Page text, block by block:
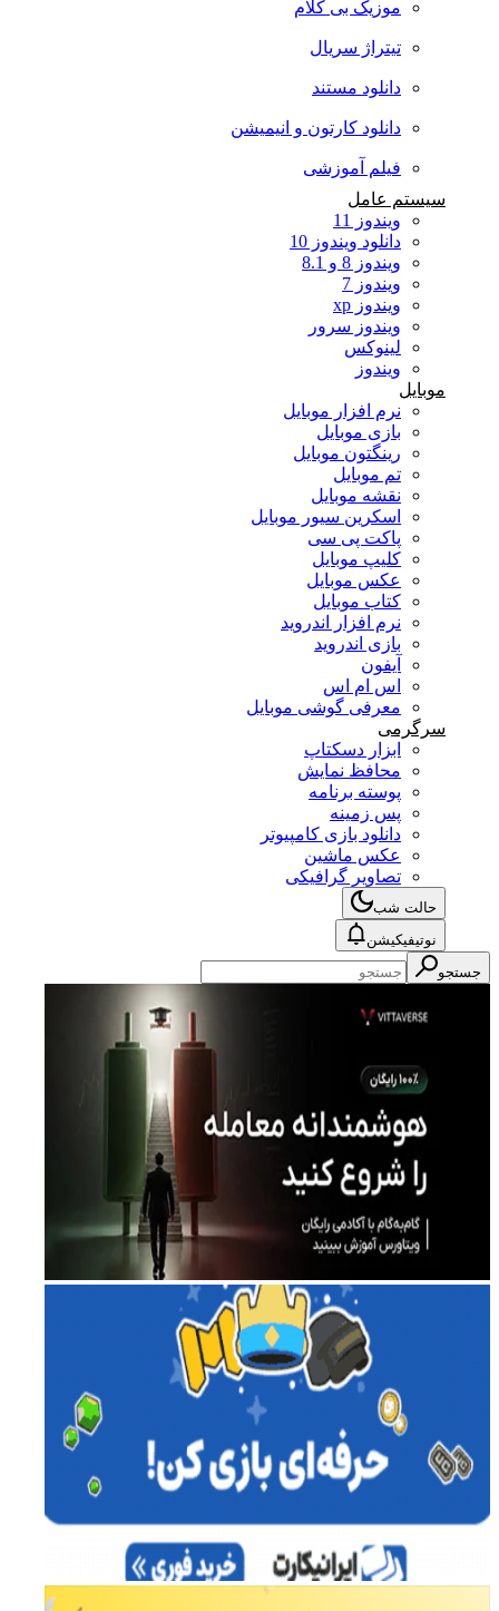
موزیک بی کلام
تیتراژ سریال
دانلود مستند
دانلود کارتون و انیمیشن
فیلم آموزشی
سیستم عامل
ویندوز 11
دانلود ویندوز 10
ویندوز 8 و 8.1
ویندوز 7
ویندوز xp
ویندوز سرور
لینوکس
ویندوز
موبایل
نرم افزار موبایل
بازی موبایل
رینگتون موبایل
تم موبایل
نقشه موبایل
اسکرین سیور موبایل
پاکت پی سی
کلیپ موبایل
عکس موبایل
کتاب موبایل
نرم افزار اندروید
بازی اندروید
آیفون
اس ام اس
معرفی گوشی موبایل
سرگرمی
ابزار دسکتاپ
محافظ نمایش
پوسته برنامه
پس زمینه
دانلود بازی کامپیوتر
عکس ماشین
تصاویر گرافیکی
حالت شب
نوتیفیکیشن
جستجو